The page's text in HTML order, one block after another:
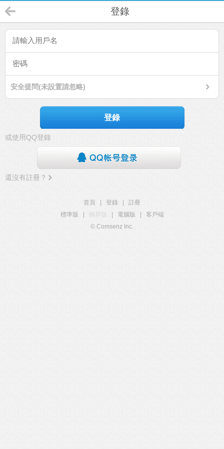
登錄
安全提問(未設置請忽略)
登錄
或使用QQ登錄
還沒有註冊？
首頁 登錄
註冊
標準版
觸屏版 電腦版
客戶端
© Comsenz Inc.